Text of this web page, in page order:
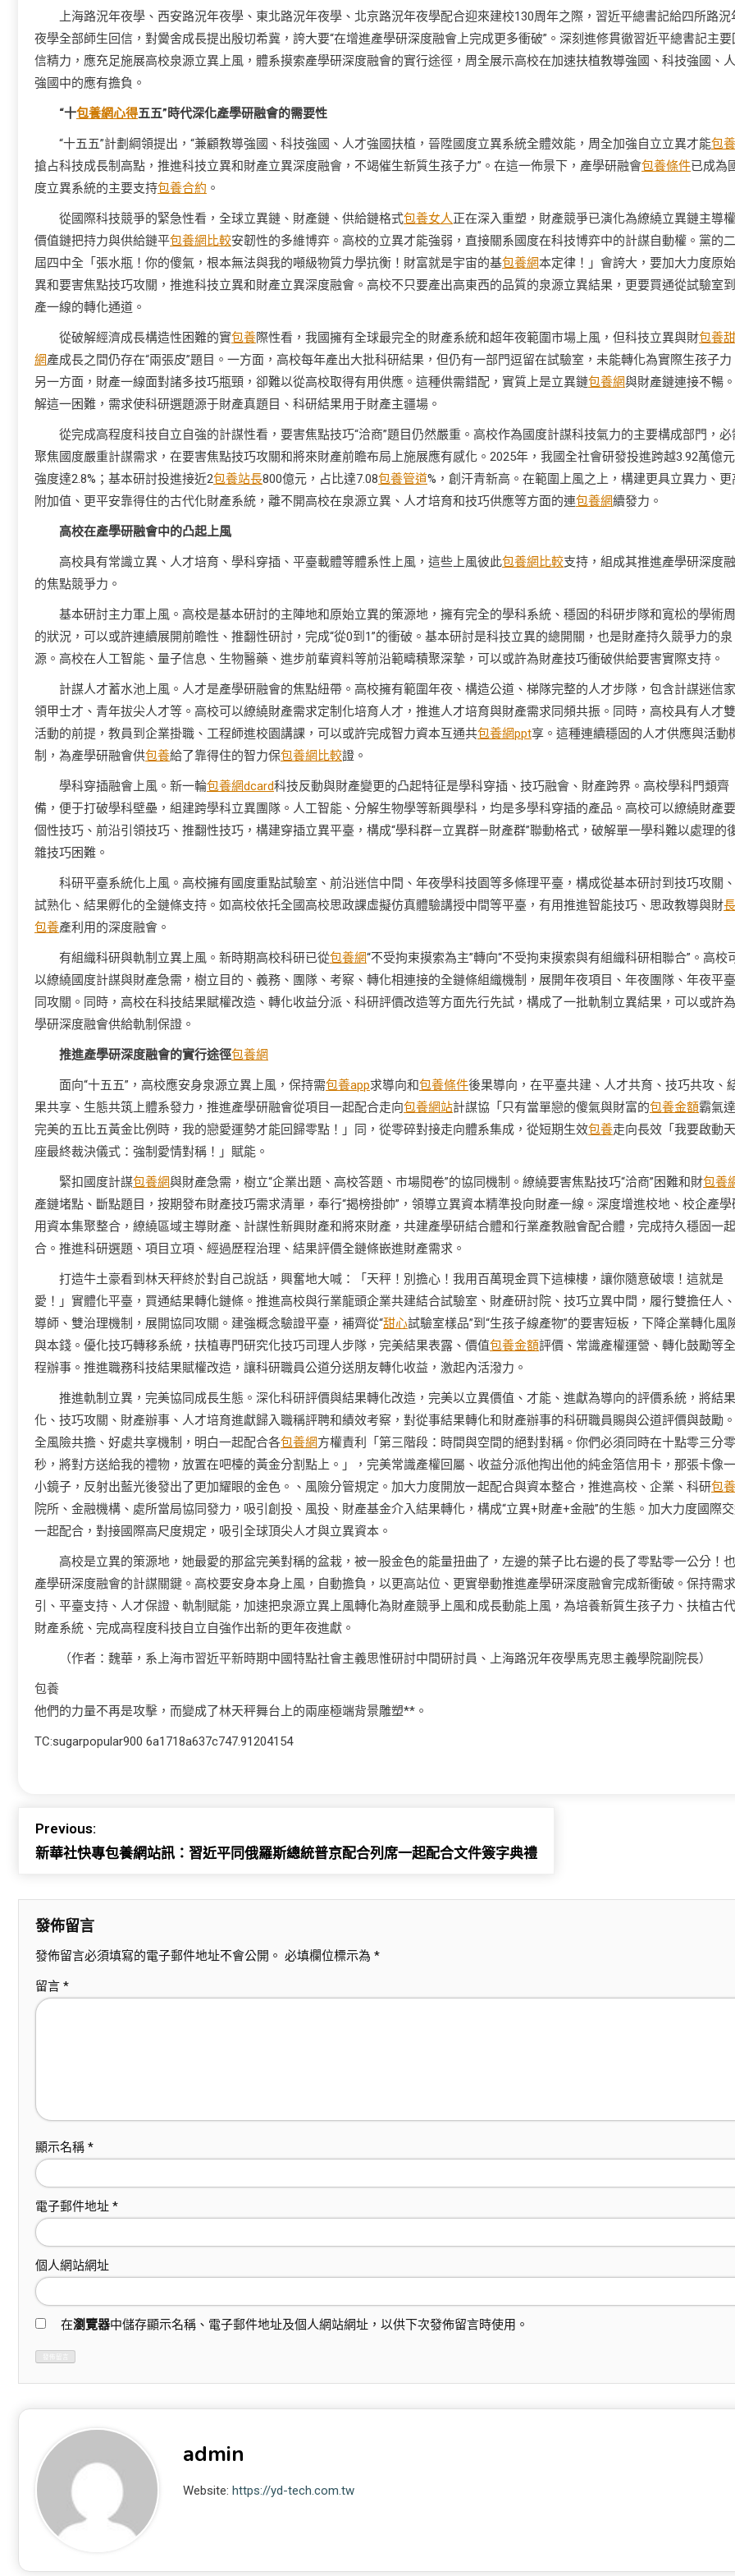
上海路況年夜學、西安路況年夜學、東北路況年夜學、北京路況年夜學配合迎來建校130周年之際，習近平總書記給四所路況
夜學全部師生回信，對黌舍成長提出殷切希冀，誇大要“在增進產學研深度融會上完成更多衝破”。深刻進修貫徹習近平總書記主要
信精力，應充足施展高校泉源立異上風，體系摸索產學研深度融會的實行途徑，周全展示高校在加速扶植教導強國、科技強國、
強國中的應有擔負。
“十包養網心得五五”時代深化產學研融會的需要性
“十五五”計劃綱領提出，“兼顧教導強國、科技強國、人才強國扶植，晉陞國度立異系統全體效能，周全加強自立立異才能包養
搶占科技成長制高點，推進科技立異和財產立異深度融會，不竭催生新質生孩子力”。在這一佈景下，產學研融會包養條件已成為
度立異系統的主要支持包養合約 。
從國際科技競爭的緊急性看，全球立異鏈、財產鏈、供給鏈格式包養女人正在深入重塑，財產競爭已演化為繚繞立異鏈主導權
價值鏈把持力與供給鏈平包養網比較安韌性的多維博弈。高校的立異才能強弱，直接關系國度在科技博弈中的計謀自動權。黨的
屆四中全「張水瓶！你的傻氣，根本無法與我的噸級物質力學抗衡！財富就是宇宙的基包養網本定律！」會誇大，要加大力度原
異和要害焦點技巧攻關，推進科技立異和財產立異深度融會。高校不只要產出高東西的品質的泉源立異結果，更要買通從試驗室
產一線的轉化通道。
從破解經濟成長構造性困難的實包養際性看，我國擁有全球最完全的財產系統和超年夜範圍市場上風，但科技立異與財包養
網產成長之間仍存在“兩張皮”題目。一方面，高校每年產出大批科研結果，但仍有一部門逗留在試驗室，未能轉化為實際生孩子力
另一方面，財產一線面對諸多技巧瓶頸，卻難以從高校取得有用供應。這種供需錯配，實質上是立異鏈包養網與財產鏈連接不暢
解這一困難，需求使科研選題源于財產真題目、科研結果用于財產主疆場。
從完成高程度科技自立自強的計謀性看，要害焦點技巧“洽商”題目仍然嚴重。高校作為國度計謀科技氣力的主要構成部門，必
聚焦國度嚴重計謀需求，在要害焦點技巧攻關和將來財產前瞻布局上施展應有感化。2025年，我國全社會研發投進跨越3.92萬億元
強度達2.8%；基本研討投進接近2包養站長800億元，占比達7.08包養管道%，創汗青新高。在範圍上風之上，構建更具立異力、更
附加值、更平安靠得住的古代化財產系統，離不開高校在泉源立異、人才培育和技巧供應等方面的連包養網續發力。
高校在產學研融會中的凸起上風
高校具有常識立異、人才培育、學科穿插、平臺載體等體系性上風，這些上風彼此包養網比較支持，組成其推進產學研深度
的焦點競爭力。
基本研討主力軍上風。高校是基本研討的主陣地和原始立異的策源地，擁有完全的學科系統、穩固的科研步隊和寬松的學術
的狀況，可以或許連續展開前瞻性、推翻性研討，完成“從0到1”的衝破。基本研討是科技立異的總開關，也是財產持久競爭力的泉
源。高校在人工智能、量子信息、生物醫藥、進步前輩資料等前沿範疇積聚深摯，可以或許為財產技巧衝破供給要害實際支持。
計謀人才蓄水池上風。人才是產學研融會的焦點紐帶。高校擁有範圍年夜、構造公道、梯隊完整的人才步隊，包含計謀迷信家
領甲士才、青年拔尖人才等。高校可以繚繞財產需求定制化培育人才，推進人才培育與財產需求同頻共振。同時，高校具有人才
活動的前提，教員到企業掛職、工程師進校園講課，可以或許完成智力資本互通共包養網ppt享。這種連續穩固的人才供應與活動
制，為產學研融會供包養給了靠得住的智力保包養網比較證。
學科穿插融會上風。新一輪包養網dcard科技反動與財產變更的凸起特征是學科穿插、技巧融會、財產跨界。高校學科門類齊
備，便于打破學科壁壘，組建跨學科立異團隊。人工智能、分解生物學等新興學科，均是多學科穿插的產品。高校可以繚繞財產
個性技巧、前沿引領技巧、推翻性技巧，構建穿插立異平臺，構成“學科群—立異群—財產群”聯動格式，破解單一學科難以處理的
雜技巧困難。
科研平臺系統化上風。高校擁有國度重點試驗室、前沿迷信中間、年夜學科技園等多條理平臺，構成從基本研討到技巧攻關
試熟化、結果孵化的全鏈條支持。如高校依托全國高校思政課虛擬仿真體驗講授中間等平臺，有用推進智能技巧、思政教導與財
包養產利用的深度融會。
有組織科研與軌制立異上風。新時期高校科研已從包養網“不受拘束摸索為主”轉向“不受拘束摸索與有組織科研相聯合”。高校
以繚繞國度計謀與財產急需，樹立目的、義務、團隊、考察、轉化相連接的全鏈條組織機制，展開年夜項目、年夜團隊、年夜平
同攻關。同時，高校在科技結果賦權改造、轉化收益分派、科研評價改造等方面先行先試，構成了一批軌制立異結果，可以或許
學研深度融會供給軌制保證。
推進產學研深度融會的實行途徑包養網
面向“十五五”，高校應安身泉源立異上風，保持需包養app求導向和包養條件後果導向，在平臺共建、人才共育、技巧共攻、
果共享、生態共筑上體系發力，推進產學研融會從項目一起配合走向包養網站計謀協「只有當單戀的傻氣與財富的包養金額霸氣
完美的五比五黃金比例時，我的戀愛運勢才能回歸零點！」同，從零碎對接走向體系集成，從短期生效包養走向長效「我要啟動
座最終裁決儀式：強制愛情對稱！」賦能。
緊扣國度計謀包養網與財產急需，樹立“企業出題、高校答題、市場閱卷”的協同機制。繚繞要害焦點技巧“洽商”困難和財包養
產鏈堵點、斷點題目，按期發布財產技巧需求清單，奉行“揭榜掛帥”，領導立異資本精準投向財產一線。深度增進校地、校企產學
用資本集聚整合，繚繞區域主導財產、計謀性新興財產和將來財產，共建產學研結合體和行業產教融會配合體，完成持久穩固一
合。推進科研選題、項目立項、經過歷程治理、結果評價全鏈條嵌進財產需求。
打造牛土豪看到林天秤終於對自己說話，興奮地大喊：「天秤！別擔心！我用百萬現金買下這棟樓，讓你隨意破壞！這就是
愛！」實體化平臺，買通結果轉化鏈條。推進高校與行業龍頭企業共建結合試驗室、財產研討院、技巧立異中間，履行雙擔任人
導師、雙治理機制，展開協同攻關。建強概念驗證平臺，補齊從“甜心試驗室樣品”到“生孩子線產物”的要害短板，下降企業轉化風
與本錢。優化技巧轉移系統，扶植專門研究化技巧司理人步隊，完美結果表露、價值包養金額評價、常識產權運營、轉化鼓勵等
程辦事。推進職務科技結果賦權改造，讓科研職員公道分送朋友轉化收益，激起內活潑力。
推進軌制立異，完美協同成長生態。深化科研評價與結果轉化改造，完美以立異價值、才能、進獻為導向的評價系統，將結
化、技巧攻關、財產辦事、人才培育進獻歸入職稱評聘和績效考察，對從事結果轉化和財產辦事的科研職員賜與公道評價與鼓勵
全風險共擔、好處共享機制，明白一起配合各包養網方權責利「第三階段：時間與空間的絕對對稱。你們必須同時在十點零三分
秒，將對方送給我的禮物，放置在吧檯的黃金分割點上。」，完美常識產權回屬、收益分派他掏出他的純金箔信用卡，那張卡像
小鏡子，反射出藍光後發出了更加耀眼的金色。、風險分管規定。加大力度開放一起配合與資本整合，推進高校、企業、科研包
院所、金融機構、處所當局協同發力，吸引創投、風投、財產基金介入結果轉化，構成“立異+財產+金融”的生態。加大力度國際
一起配合，對接國際高尺度規定，吸引全球頂尖人才與立異資本。
高校是立異的策源地，她最愛的那盆完美對稱的盆栽，被一股金色的能量扭曲了，左邊的葉子比右邊的長了零點零一公分！
產學研深度融會的計謀關鍵。高校要安身本身上風，自動擔負，以更高站位、更實舉動推進產學研深度融會完成新衝破。保持需
引、平臺支持、人才保證、軌制賦能，加速把泉源立異上風轉化為財產競爭上風和成長動能上風，為培養新質生孩子力、扶植古
財產系統、完成高程度科技自立自強作出新的更年夜進獻。
（作者：魏華，系上海市習近平新時期中國特點社會主義思惟研討中間研討員、上海路況年夜學馬克思主義學院副院長）
包養
他們的力量不再是攻擊，而變成了林天秤舞台上的兩座極端背景雕塑**。
TC:sugarpopular900 6a1718a637c747.91204154
Previous:
新華社快專包養網站訊：習近平同俄羅斯總統普京配合列席一起配合文件簽字典禮
發佈留言
發佈留言必須填寫的電子郵件地址不會公開。 必填欄位標示為 *
留言 *
顯示名稱 *
電子郵件地址 *
個人網站網址
在瀏覽器中儲存顯示名稱、電子郵件地址及個人網站網址，以供下次發佈留言時使用。
admin
Website:https://yd-tech.com.tw